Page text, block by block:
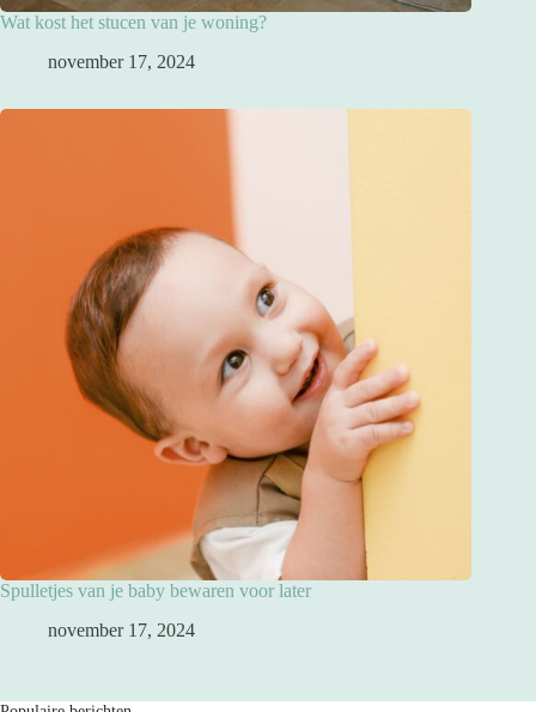
Wat kost het stucen van je woning?
november 17, 2024
Spulletjes van je baby bewaren voor later
november 17, 2024